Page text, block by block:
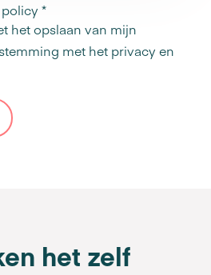
*
het opslaan van mijn
met het privacy en
het zelf